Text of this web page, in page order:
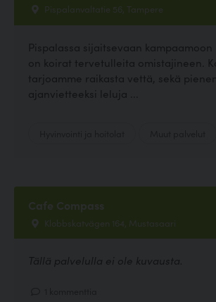
Pispalanvaltatie 56, Tampere
Pispalassa sijaitsevaan kampaamoon
on koirat tervetulleita omistajineen.
tarjoamme raikasta vettä, sekä
ajanvietteeksi leluja ...
Cafe Compass
Klobbskatvägen 164, Mustasaari
Tällä palvelulla ei ole kuvausta.